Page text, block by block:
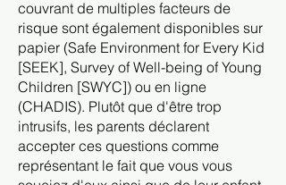
couvrant de multiples facteurs de
risque sont également disponibles sur
papier (Safe Environment for Every Kid
[SEEK], Survey of Well-being of Young
Children [SWYC]) ou en ligne
(CHADIS). Plutôt que d'être trop
intrusifs, les parents déclarent
accepter ces questions comme
représentant le fait que vous vous